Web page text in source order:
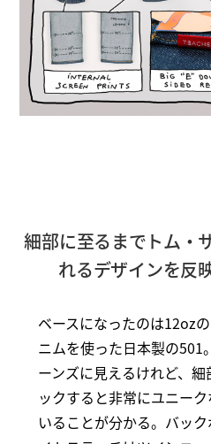
細部に至るまでトム・
れるデザインを反
ベースになったのは12oz
ニムを使った日本製の501
ーンズに見えるけれど、
ックすると非常にユニー
いることが分かる。バッ